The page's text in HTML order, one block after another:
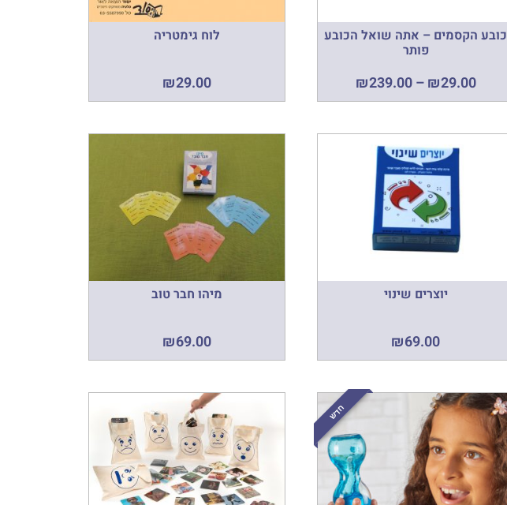
כובע הקסמים – אתה שואל הכובע
פותר
₪29.00
–
₪239.00
לוח גימטריה
₪29.00
יוצרים שינוי
₪69.00
מיהו חבר טוב
₪69.00
חדש